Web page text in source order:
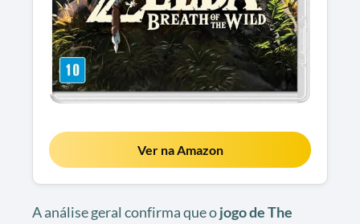
Ver na Amazon
A análise geral confirma que ojogo de The